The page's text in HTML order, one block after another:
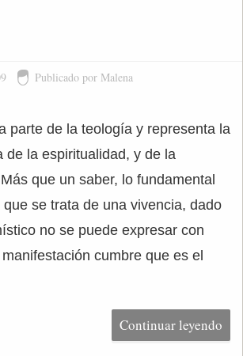
Publicado por Malena
parte de la teología y representa la
de la espiritualidad, y de la
que un saber, lo fundamental
se trata de una vivencia, dado
no se puede expresar con
cumbre que es el
Continuar leyendo